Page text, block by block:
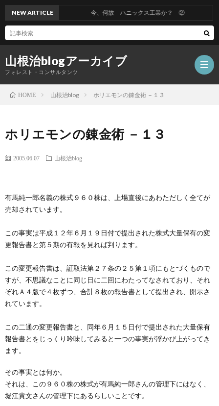
山根治blogアーカイブ
フォレスト・コンサルタンツ
を
人々
根
会
内
NEW ARTICLE 今、何故 ハニックス工業か？－②
HOME 山根治blog ホリエモンの錬金術 －１３
ホリエモンの錬金術 －１３
2005.06.07 山根治blog
有馬純一郎名義の株式９６０株は、上場直後にあわただしく全てが
売却されています。
この事実は平成１２年６月１９日付で提出された株式大量保有の変
更報告書と第５期の有報を見れば判ります。
この変更報告書は、証取法第２７条の２５第１項にもとづくもので
すが、不思議なことに同じ日に二回にわたってなされており、それ
ぞれＡ４版で４枚ずつ、合計８枚の報告書として提出され、開示さ
れています。
この二通の変更報告書と、同年６月１５日付で提出された大量保有
報告書とをじっくり吟味してみると一つの事実が浮かび上がってき
ます。
その事実とは何か。
それは、この９６０株の株式が有馬純一郎さんの管理下にはなく、
堀江貴文さんの管理下にあるらしいことです。